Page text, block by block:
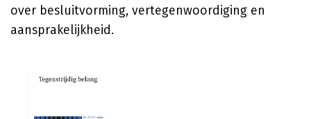
over besluitvorming, vertegenwoordiging en
aansprakelijkheid.